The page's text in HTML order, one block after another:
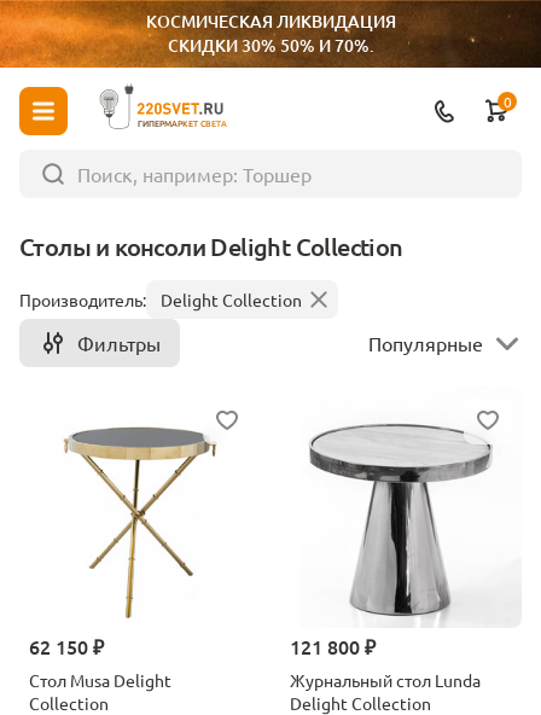
КОСМИЧЕСКАЯ ЛИКВИДАЦИЯ
СКИДКИ 30% 50% И 70%.
ГИПЕРМАРКЕТ СВЕТА
0
Столы и консоли Delight Collection
Производитель: Delight Collection
Фильтры Популярные
62 150 ₽
Стол Musa Delight
Collection
121 800 ₽
Журнальный стол Lunda
Delight Collection